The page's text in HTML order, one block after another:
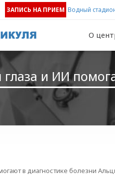
ЗАПИСЬ НА ПРИЕМ Водный
О
глаза и ИИ
в диагностике болезни